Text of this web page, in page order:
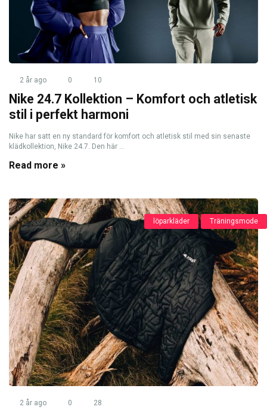
2 år ago 0 10
Nike 24.7 Kollektion – Komfort och atletisk
stil i perfekt harmoni
Nike har satt en ny standard för komfort och atletisk stil med sin senaste
klädkollektion, Nike 24.7. Den här ...
Read more »
löparkläder Träningsmode
2 år ago 0 28